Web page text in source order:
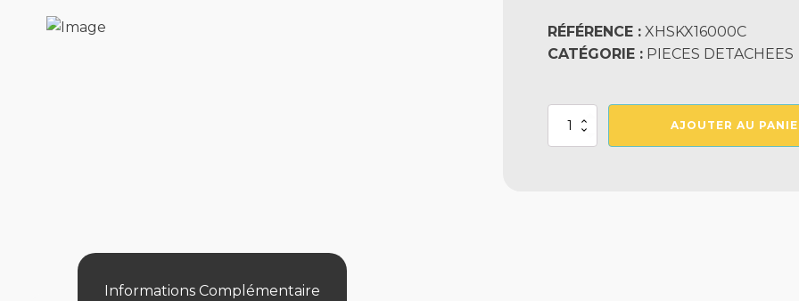
RÉFÉRENCE : XHSKX16000C
CATÉGORIE : PIECES DETACHEES
quantité
AJOUTER AU
Informations Complémentaire